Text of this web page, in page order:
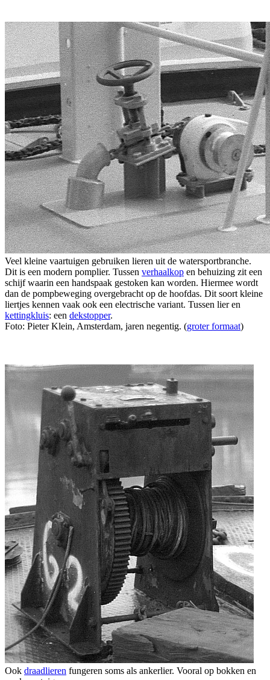
Veel kleine vaartuigen gebruiken lieren uit de watersportbranche.
Dit is een modern pomplier. Tussen verhaalkop en behuizing zit een
schijf waarin een handspaak gestoken kan worden. Hiermee wordt
dan de pompbeweging overgebracht op de hoofdas. Dit soort kleine
liertjes kennen vaak ook een electrische variant. Tussen lier en
kettingkluis: een dekstopper.
Foto: Pieter Klein, Amsterdam, jaren negentig. (groter formaat)
Ook draadlieren fungeren soms als ankerlier. Vooral op bokken en